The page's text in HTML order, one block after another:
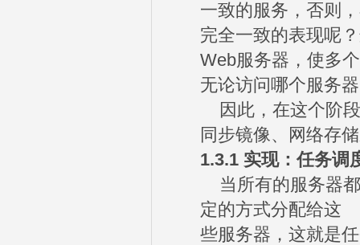
一致的服务，否则
完全一致的表现呢
Web服务器，使多
无论访问哪个服务
因此，在这个阶
同步镜像、网络存
1.3.1 实现：任务调
当所有的服务器
定的方式分配给这
些服务器，这就是